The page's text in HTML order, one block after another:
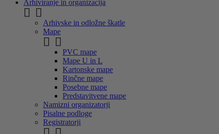
Arhiviranje in organizacija
 
Arhivske in odložne škatle
Mape
 
PVC mape
Mape U in L
Kartonske mape
Rinčne mape
Posebne mape
Predstavitvene mape
Namizni organizatorji
Pisalne podloge
Registratorji